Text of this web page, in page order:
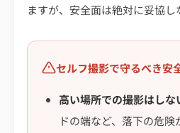
ますが、安全面は絶対に妥協し
セルフ撮影で守るべき安
高い場所での撮影はしな
ドの端など、落下の危